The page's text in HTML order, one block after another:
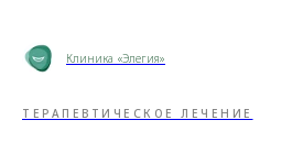
Клиника «Элегия»
ТЕРАПЕВТИЧЕСКОЕ ЛЕЧЕНИЕ